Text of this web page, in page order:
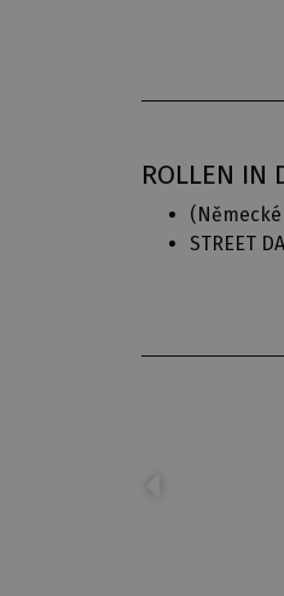
ROLLEN IN
(
STREET